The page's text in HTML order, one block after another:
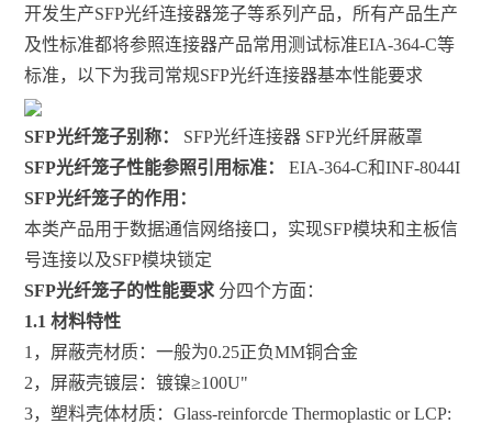
开发生产SFP光纤连接器笼子等系列产品，所有产品生产
及性标准都将参照连接器产品常用测试标准EIA-364-C等
标准，以下为我司常规SFP光纤连接器基本性能要求
SFP光纤笼子别称：
SFP光纤连接器 SFP光纤屏蔽罩
SFP光纤笼子性能参照引用标准：
EIA-364-C和INF-8044I
SFP光纤笼子的作用：
本类产品用于数据通信网络接口，实现SFP模块和主板信
号连接以及SFP模块锁定
SFP光纤笼子的性能要求 分四个方面：
1.1 材料特性
1，屏蔽壳材质：一般为0.25正负MM铜合金
2，屏蔽壳镀层：镀镍≥100U"
3，塑料壳体材质：Glass-reinforcde Thermoplastic or LCP: